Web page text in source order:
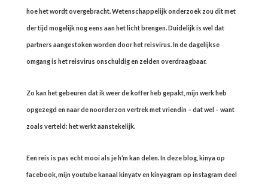
hoe het wordt overgebracht. Wetenschappelijk onderzoek zou dit met
der tijd mogelijk nog eens aan het licht brengen. Duidelijk is wel dat
partners aangestoken worden door het reisvirus. In de dagelijkse
omgang is het reisvirus onschuldig en zelden overdraagbaar.
Zo kan het gebeuren dat ik weer de koffer heb gepakt, mijn werk heb
opgezegd en naar de noorderzon vertrek met vriendin – dat wel – want
zoals verteld: het werkt aanstekelijk.
Een reis is pas echt mooi als je h’m kan delen. In deze blog, kinya op
facebook, mijn youtube kanaal kinyatv en kinyagram op instagram deel